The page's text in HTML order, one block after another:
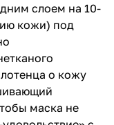
слоем на 10-
кожи) под
о кожу
маска не